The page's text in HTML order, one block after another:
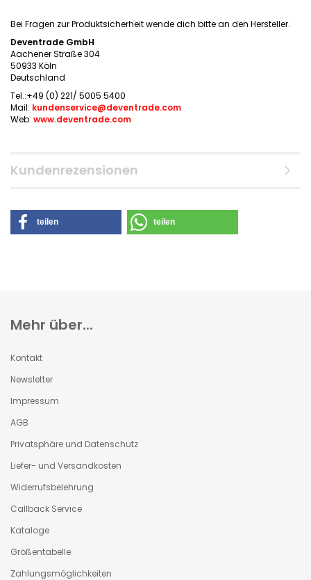
Bei Fragen zur Produktsicherheit wende dich bitte an den Hersteller.
Deventrade GmbH
Aachener Straße 304
50933 Köln
Deutschland
Tel.:+49 (0) 221/ 5005 5400
Mail: kundenservice@deventrade.com
Web: www.deventrade.com
Kundenrezensionen
teilen teilen
Mehr über...
Kontakt
Newsletter
Impressum
AGB
Privatsphäre und Datenschutz
Liefer- und Versandkosten
Widerrufsbelehrung
Callback Service
Kataloge
Größentabelle
Zahlungsmöglichkeiten